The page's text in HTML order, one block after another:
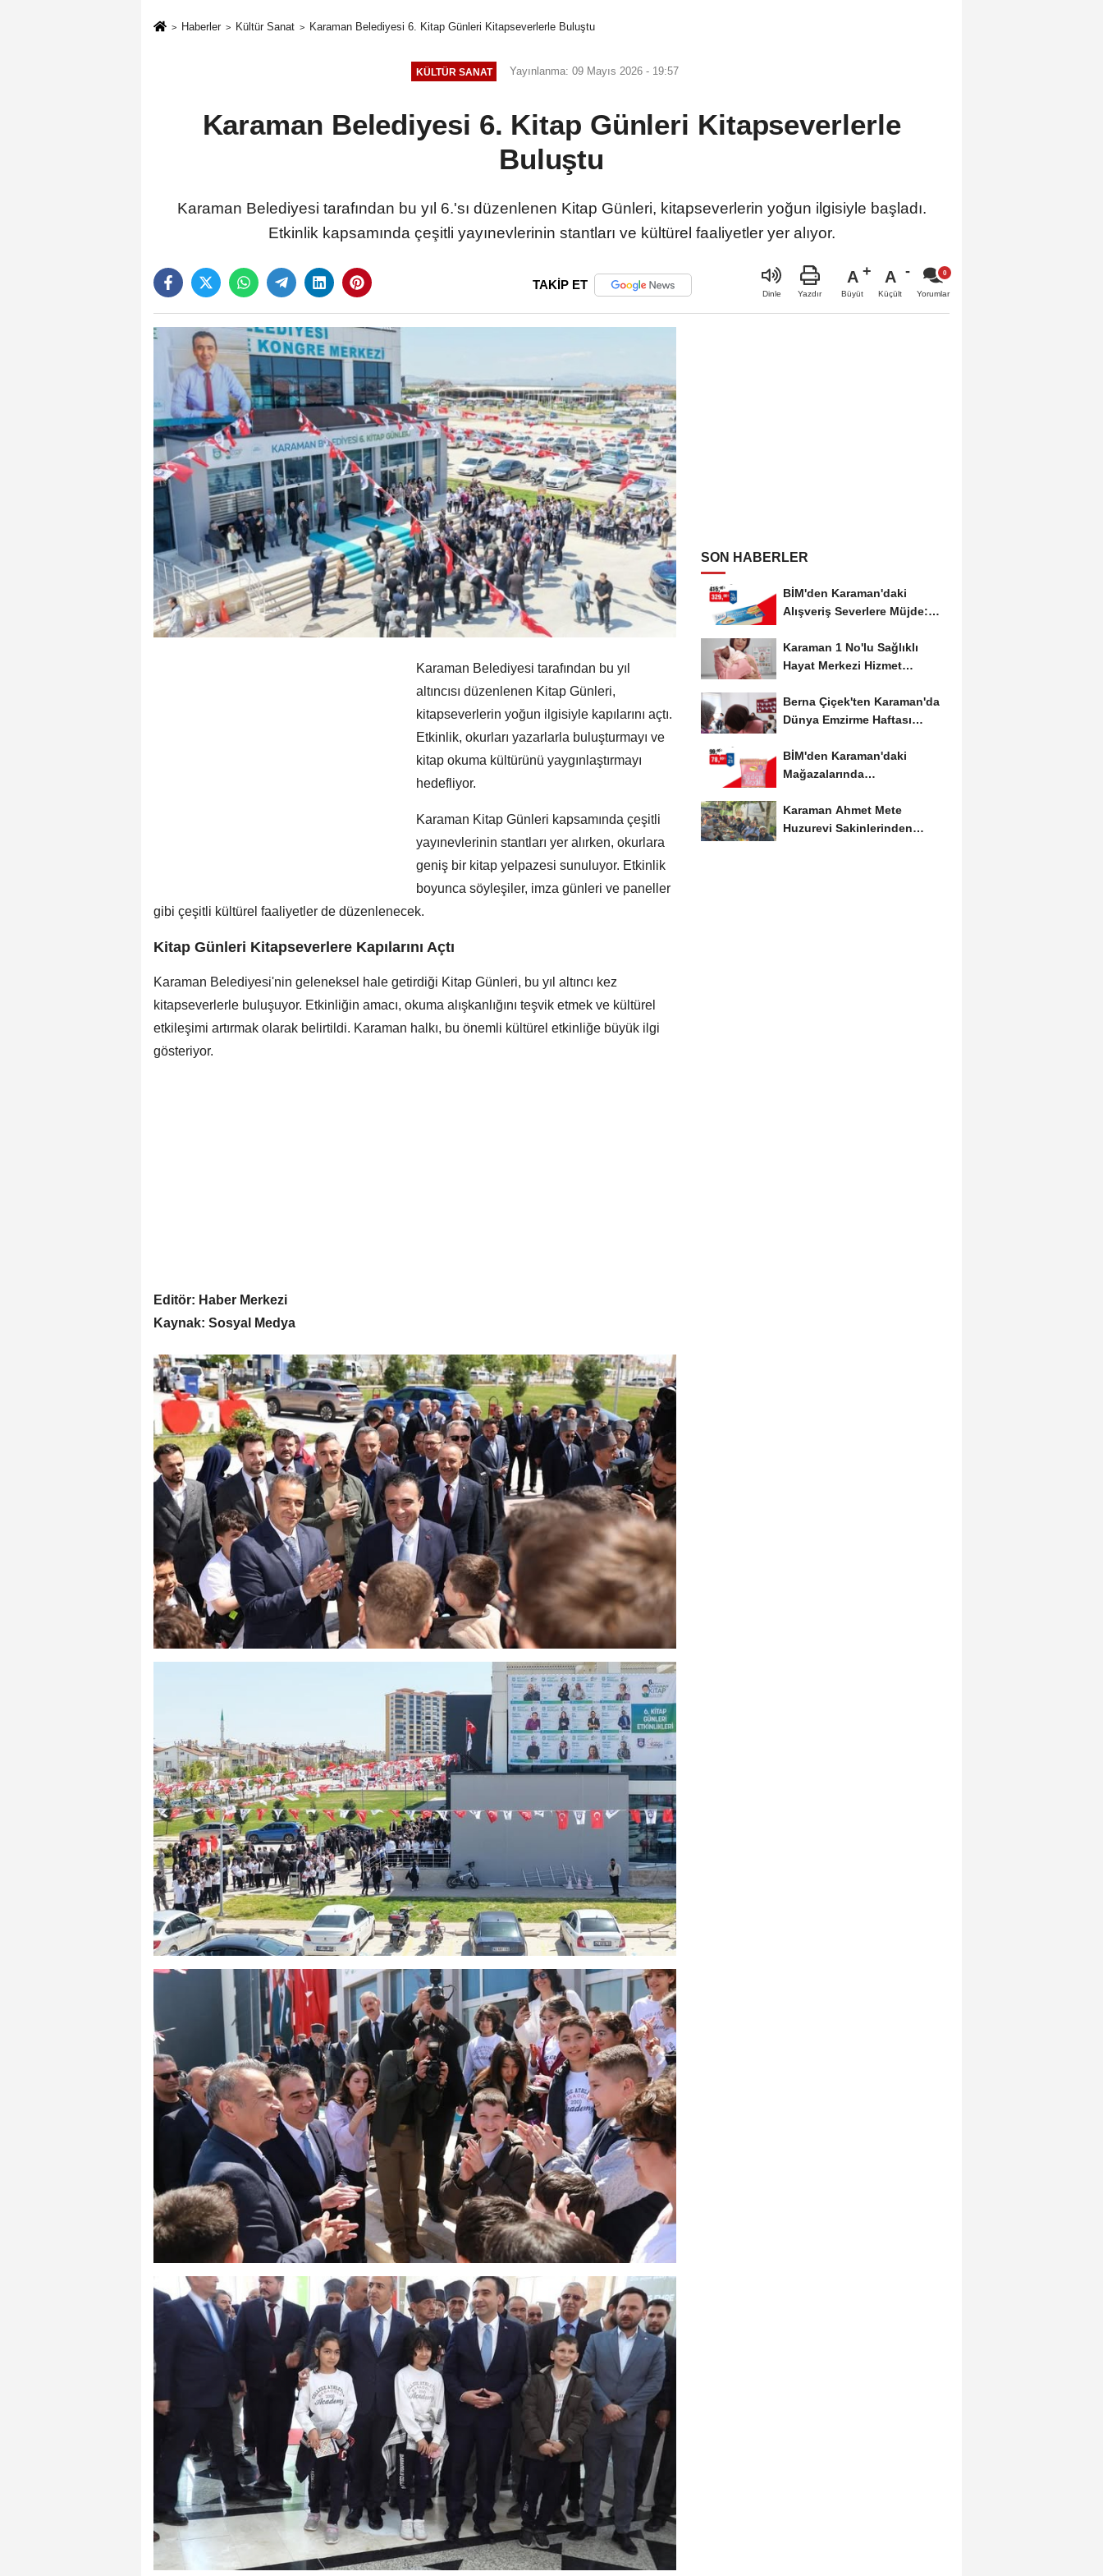
Haberler Kültür Sanat Karaman Belediyesi 6. Kitap Günleri Kitapseverlerle Buluştu
KÜLTÜR SANAT Yayınlanma: 09 Mayıs 2026 - 19:57
Karaman Belediyesi 6. Kitap Günleri Kitapseverlerle
Buluştu
Karaman Belediyesi tarafından bu yıl 6.'sı düzenlenen Kitap Günleri, kitapseverlerin yoğun ilgisiyle başladı.
Etkinlik kapsamında çeşitli yayınevlerinin stantları ve kültürel faaliyetler yer alıyor.
TAKİP ET
Dinle Yazdır
A
Büyüt
A
Küçült Yorumlar
Karaman Belediyesi tarafından bu yıl
altıncısı düzenlenen Kitap Günleri,
kitapseverlerin yoğun ilgisiyle kapılarını açtı.
Etkinlik, okurları yazarlarla buluşturmayı ve
kitap okuma kültürünü yaygınlaştırmayı
hedefliyor.
Karaman Kitap Günleri kapsamında çeşitli
yayınevlerinin stantları yer alırken, okurlara
geniş bir kitap yelpazesi sunuluyor. Etkinlik
boyunca söyleşiler, imza günleri ve paneller
gibi çeşitli kültürel faaliyetler de düzenlenecek.
Kitap Günleri Kitapseverlere Kapılarını Açtı
Karaman Belediyesi'nin geleneksel hale getirdiği Kitap Günleri, bu yıl altıncı kez
kitapseverlerle buluşuyor. Etkinliğin amacı, okuma alışkanlığını teşvik etmek ve kültürel
etkileşimi artırmak olarak belirtildi. Karaman halkı, bu önemli kültürel etkinliğe büyük ilgi
gösteriyor.
Editör: Haber Merkezi
Kaynak: Sosyal Medya
SON HABERLER
BİM'den Karaman'daki
Alışveriş Severlere Müjde:
Karaman 1 No'lu Sağlıklı
Hayat Merkezi Hizmet
Berna Çiçek'ten Karaman'da
Dünya Emzirme Haftası
BİM'den Karaman'daki
Mağazalarında
Karaman Ahmet Mete
Huzurevi Sakinlerinden